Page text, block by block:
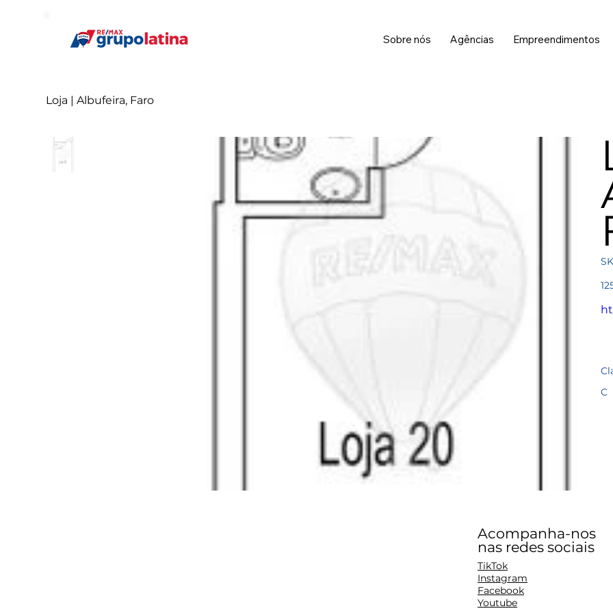
Sobre nós Agências Empreendimentos
Loja | Albufeira, Faro
C
Acompanha-nos
nas redes sociais
TikTok
Instagram
Facebook
Youtube